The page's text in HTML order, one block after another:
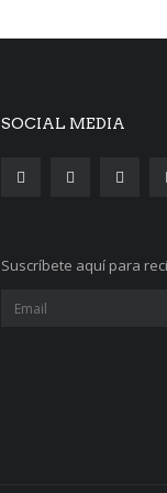
SOCIAL MEDIA
Suscríbete aquí para